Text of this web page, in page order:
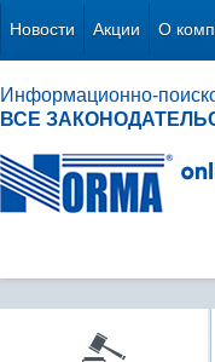
Новости Акции О
Информационно-
ВСЕ